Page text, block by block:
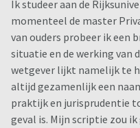
Ik studeer aan de
momenteel de master
van ouders probeer ik een
situatie en de werking van
wetgever lijkt namelijk te
altijd gezamenlijk een
praktijk en jurisprudentie
geval is. Mijn scriptie zou